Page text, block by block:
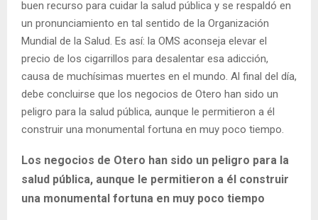
buen recurso para cuidar la salud pública y se respaldó en
un pronunciamiento en tal sentido de la Organización
Mundial de la Salud. Es así: la OMS aconseja elevar el
precio de los cigarrillos para desalentar esa adicción,
causa de muchísimas muertes en el mundo. Al final del día,
debe concluirse que los negocios de Otero han sido un
peligro para la salud pública, aunque le permitieron a él
construir una monumental fortuna en muy poco tiempo.
Los negocios de Otero han sido un peligro para la
salud pública, aunque le permitieron a él construir
una monumental fortuna en muy poco tiempo